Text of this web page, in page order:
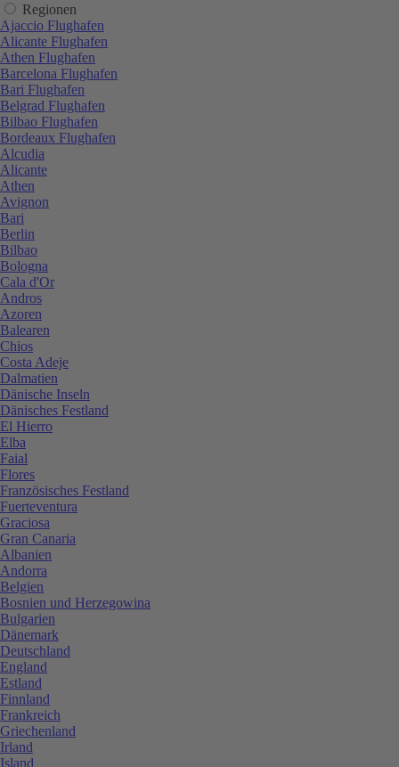
Regionen
Ajaccio Flughafen
Alicante Flughafen
Athen Flughafen
Barcelona Flughafen
Bari Flughafen
Belgrad Flughafen
Bilbao Flughafen
Bordeaux Flughafen
Alcudia
Alicante
Athen
Avignon
Bari
Berlin
Bilbao
Bologna
Cala d'Or
Andros
Azoren
Balearen
Chios
Costa Adeje
Dalmatien
Dänische Inseln
Dänisches Festland
El Hierro
Elba
Faial
Flores
Französisches Festland
Fuerteventura
Graciosa
Gran Canaria
Albanien
Andorra
Belgien
Bosnien und Herzegowina
Bulgarien
Dänemark
Deutschland
England
Estland
Finnland
Frankreich
Griechenland
Irland
Island